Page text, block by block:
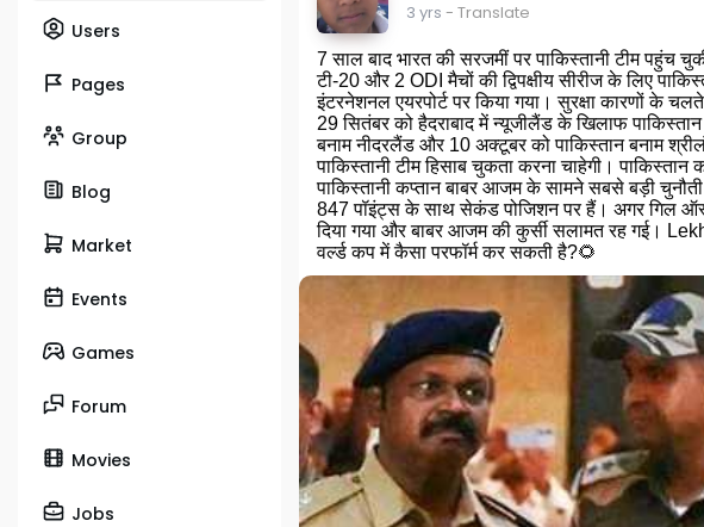
Users
Pages
Group
Blog
Market
Events
Games
Forum
Movies
Jobs
3 yrs - Translate
7 साल बाद भारत की सरजमीं पर पाकिस्तानी टीम
टी-20 और 2 ODI मैचों की द्विपक्षीय सीरीज के लिए
इंटरनेशनल एयरपोर्ट पर किया गया। सुरक्षा कारणों के
29 सितंबर को हैदराबाद में न्यूजीलैंड के खिलाफ
बनाम नीदरलैंड और 10 अक्टूबर को पाकिस्तान बनाम
पाकिस्तानी टीम हिसाब चुकता करना चाहेगी।
पाकिस्तानी कप्तान बाबर आजम के सामने सबसे बड़ी
847 पॉइंट्स के साथ सेकंड पोजिशन पर हैं। अगर गिल
दिया गया और बाबर आजम की कुर्सी सलामत रह गई।
वर्ल्ड कप में कैसा परफॉर्म कर सकती है?🌻